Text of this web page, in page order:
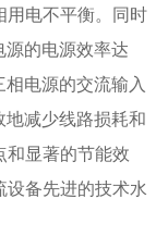
用电不平衡。同时
的电源效率达
电源的交流输入
减少线路损耗和
和显著的节能效
备先进的技术水